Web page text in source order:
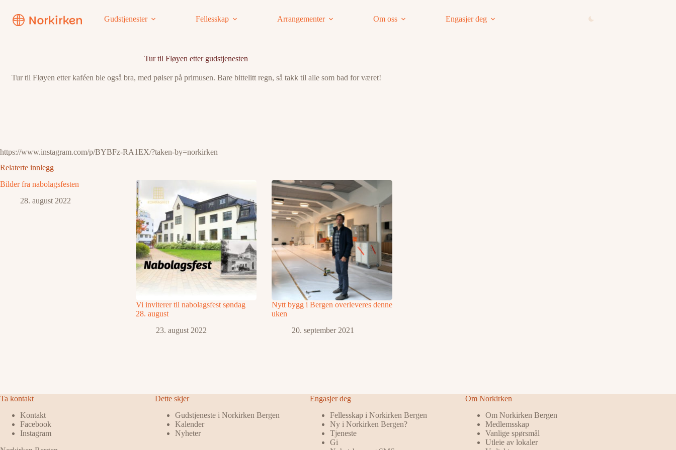
innholdet
Gudstjenester Fellesskap Arrangementer Om oss Engasjer deg
Tur til Fløyen etter gudstjenesten
Tur til Fløyen etter kaféen ble også bra, med pølser på primusen. Bare bittelitt regn, så takk til alle som bad for været!
https://www.instagram.com/p/BYBFz-RA1EX/?taken-by=norkirken
Relaterte innlegg
Bilder fra nabolagsfesten
28. august 2022
Vi inviterer til nabolagsfest søndag
28. august
23. august 2022
Nytt bygg i Bergen overleveres denne
uken
20. september 2021
Ta kontakt
Kontakt
Facebook
Instagram
Dette skjer
Gudstjeneste i Norkirken Bergen
Kalender
Nyheter
Engasjer deg
Fellesskap i Norkirken Bergen
Ny i Norkirken Bergen?
Tjeneste
Gi
Om Norkirken
Om Norkirken Bergen
Medlemsskap
Vanlige spørsmål
Utleie av lokaler